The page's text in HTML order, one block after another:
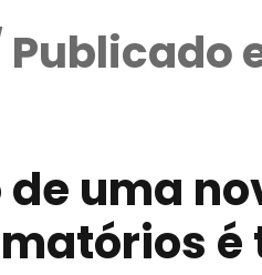
uma
é